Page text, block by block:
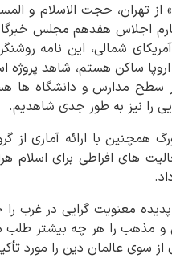
» از تهران، حجت الاسلام و
اجلاس هفدهم مجلس
شمالی، این نامه
ساکن هستم، شاهد
سطح مدارس و دانشگاه ها
را نیز به طور جدی شاهدیم.
همچنین با ارائه آماری از
های افراطی برای اسلام
.
معنویت گرایی در غرب
و مذهب را هر چه بیشتر
سوی عالمان دین را مورد